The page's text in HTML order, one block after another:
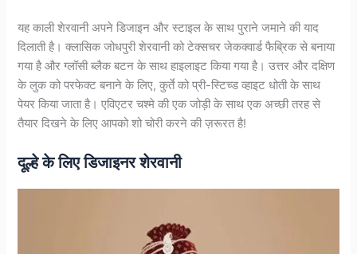
यह काली शेरवानी अपने डिजाइन और स्टाइल के साथ पुराने जमाने की याद
दिलाती है। क्लासिक जोधपुरी शेरवानी को टेक्सचर जेकक्वार्ड फैब्रिक से बनाया
गया है और ग्लॉसी ब्लैक बटन के साथ हाइलाइट किया गया है। उत्तर और दक्षिण
के लुक को परफेक्ट बनाने के लिए, कुर्ते को प्री-स्टिच्ड व्हाइट धोती के साथ
पेयर किया जाता है। एविएटर चश्मे की एक जोड़ी के साथ एक अच्छी तरह से
तैयार दिखने के लिए आपको शो चोरी करने की ज़रूरत है!
दूल्हे के लिए डिजाइनर शेरवानी